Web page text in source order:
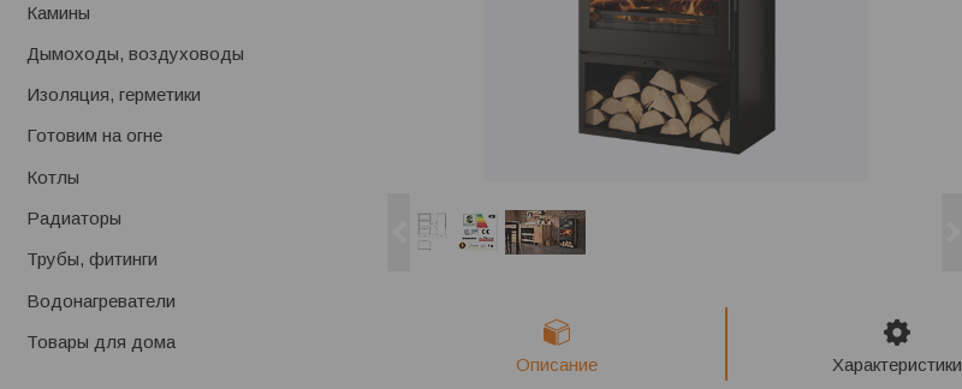
Описание Характеристики
Камины
Дымоходы, воздуховоды
Изоляция, герметики
Готовим на огне
Котлы
Радиаторы
Трубы, фитинги
Водонагреватели
Товары для дома